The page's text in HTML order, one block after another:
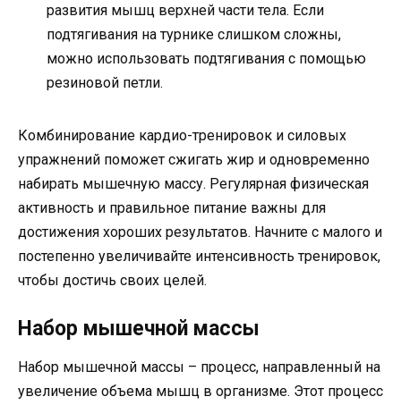
развития мышц верхней части тела. Если
подтягивания на турнике слишком сложны,
можно использовать подтягивания с помощью
резиновой петли.
Комбинирование кардио-тренировок и силовых
упражнений поможет сжигать жир и одновременно
набирать мышечную массу. Регулярная физическая
активность и правильное питание важны для
достижения хороших результатов. Начните с малого и
постепенно увеличивайте интенсивность тренировок,
чтобы достичь своих целей.
Набор мышечной массы
Набор мышечной массы – процесс, направленный на
увеличение объема мышц в организме. Этот процесс